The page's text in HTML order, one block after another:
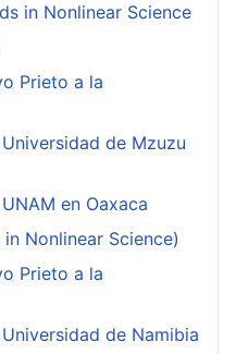
in Nonlinear Science
Prieto a la
de Mzuzu
en Oaxaca
Nonlinear Science)
Prieto a la
de Namibia